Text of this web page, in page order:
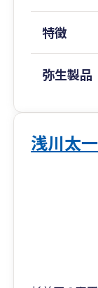
様ですべて
す。
ております。
他の方法と
してデジタ
まではご自
こちらでは
良い方法を
特徴
弥生製品
浅川太